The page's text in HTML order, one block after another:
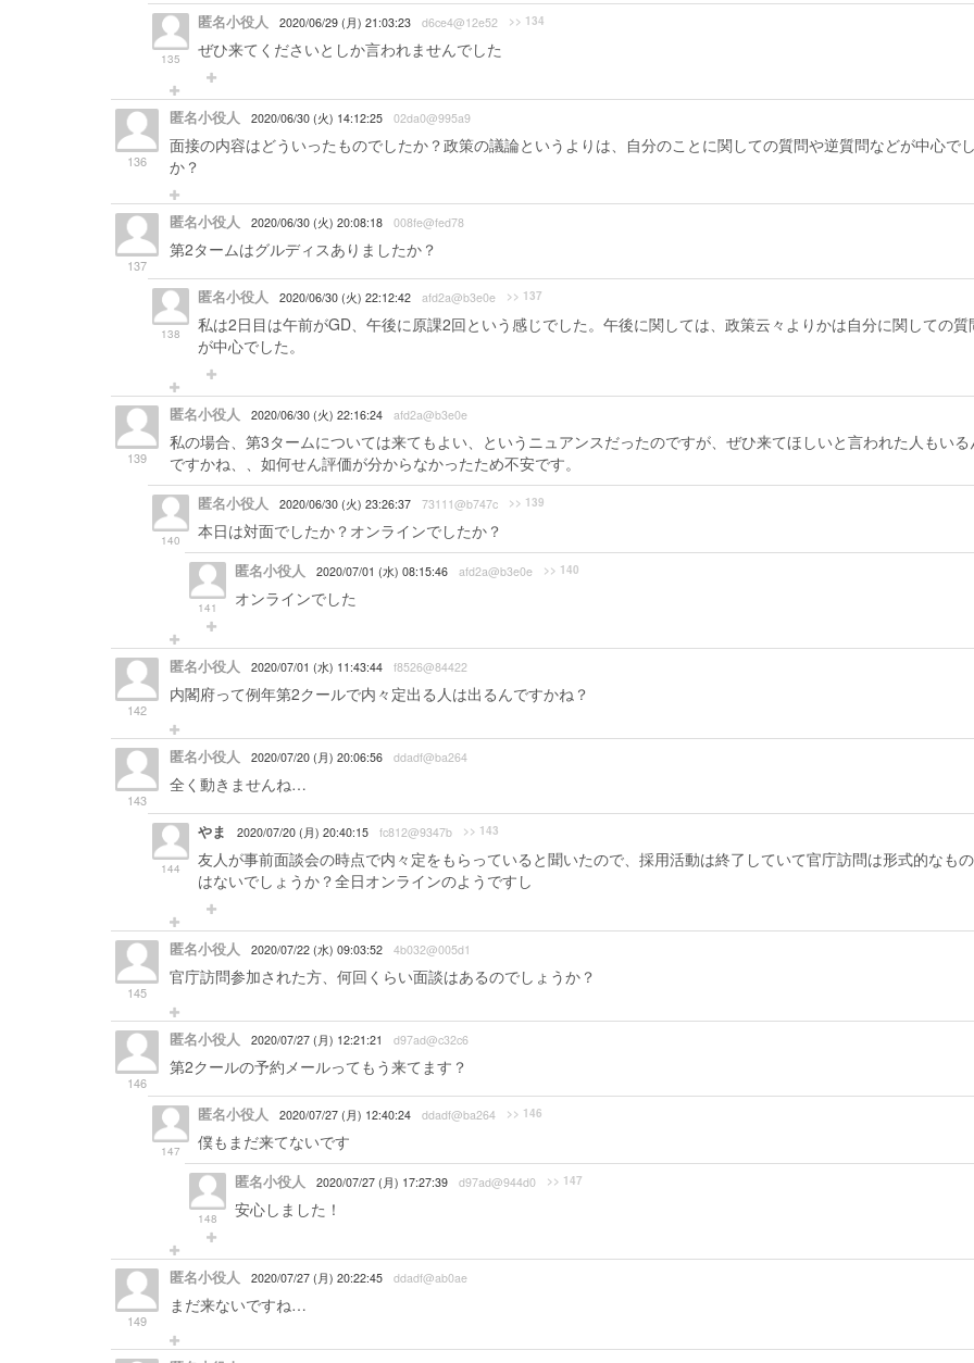
135
匿名小役人 2020/06/29 (月) 21:03:23 d6ce4@12e52 >> 134
ぜひ来てくださいとしか言われませんでした
136
匿名小役人 2020/06/30 (火) 14:12:25 02da0@995a9
面接の内容はどういったものでしたか？政策の議論というよりは、自分のことに関しての質問や逆質問などが中心で
か？
137
匿名小役人 2020/06/30 (火) 20:08:18 008fe@fed78
第2タームはグルディスありましたか？
138
匿名小役人 2020/06/30 (火) 22:12:42 afd2a@b3e0e >> 137
私は2日目は午前がGD、午後に原課2回という感じでした。午後に関しては、政策云々よりかは自分に関しての質
が中心でした。
139
匿名小役人 2020/06/30 (火) 22:16:24 afd2a@b3e0e
私の場合、第3タームについては来てもよい、というニュアンスだったのですが、ぜひ来てほしいと言われた人もいる
ですかね、、如何せん評価が分からなかったため不安です。
140
匿名小役人 2020/06/30 (火) 23:26:37 73111@b747c >> 139
本日は対面でしたか？オンラインでしたか？
141
匿名小役人 2020/07/01 (水) 08:15:46 afd2a@b3e0e >> 140
オンラインでした
142
匿名小役人 2020/07/01 (水) 11:43:44 f8526@84422
内閣府って例年第2クールで内々定出る人は出るんですかね？
143
匿名小役人 2020/07/20 (月) 20:06:56 ddadf@ba264
全く動きませんね…
144
やま 2020/07/20 (月) 20:40:15 fc812@9347b >> 143
友人が事前面談会の時点で内々定をもらっていると聞いたので、採用活動は終了していて官庁訪問は形式的なも
はないでしょうか？全日オンラインのようですし
145
匿名小役人 2020/07/22 (水) 09:03:52 4b032@005d1
官庁訪問参加された方、何回くらい面談はあるのでしょうか？
146
匿名小役人 2020/07/27 (月) 12:21:21 d97ad@c32c6
第2クールの予約メールってもう来てます？
147
匿名小役人 2020/07/27 (月) 12:40:24 ddadf@ba264 >> 146
僕もまだ来てないです
148
匿名小役人 2020/07/27 (月) 17:27:39 d97ad@944d0 >> 147
安心しました！
149
匿名小役人 2020/07/27 (月) 20:22:45 ddadf@ab0ae
まだ来ないですね…